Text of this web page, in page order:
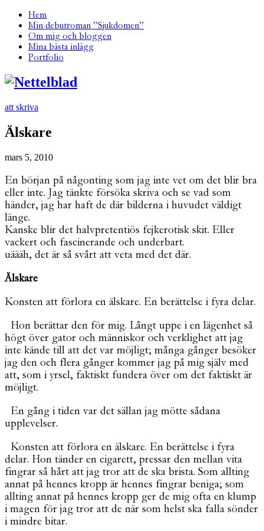
Hem
Min debutroman ”Sjukdomen”
Om mig och bloggen
Mina bästa inlägg
Portfolio
att skriva
Älskare
mars 5, 2010
En början på någonting som jag inte vet om det blir bra
eller inte. Jag tänkte försöka skriva och se vad som
händer, jag har haft de där bilderna i huvudet väldigt
länge.
Kanske blir det halvpretentiös fejkerotisk skit. Eller
vackert och fascinerande och underbart.
uäääh, det är så svårt att veta med det där.
Älskare
Konsten att förlora en älskare. En berättelse i fyra delar.
Hon berättar den för mig. Långt uppe i en lägenhet så
högt över gator och människor och verklighet att jag
inte kände till att det var möjligt; många gånger besöker
jag den och flera gånger kommer jag på mig själv med
att, som i yrsel, faktiskt fundera över om det faktiskt är
möjligt.
En gång i tiden var det sällan jag mötte sådana
upplevelser.
Konsten att förlora en älskare. En berättelse i fyra
delar. Hon tänder en cigarett, pressar den mellan vita
fingrar så hårt att jag tror att de ska brista. Som allting
annat på hennes kropp är hennes fingrar beniga; som
allting annat på hennes kropp ger de mig ofta en klump
i magen för jag tror att de när som helst ska falla sönder
i mindre bitar.